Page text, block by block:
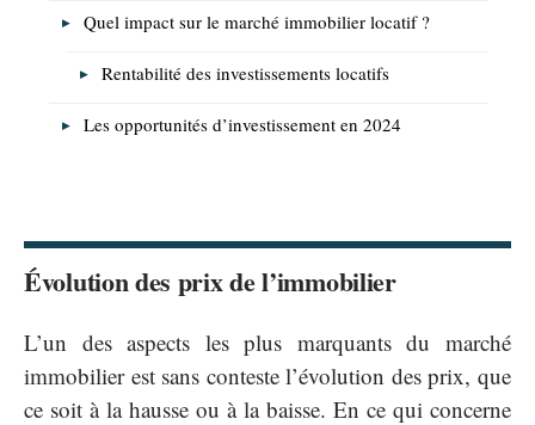
Quel impact sur le marché immobilier locatif ?
Rentabilité des investissements locatifs
Les opportunités d’investissement en 2024
Évolution des prix de l’immobilier
L’un des aspects les plus marquants du marché
immobilier est sans conteste l’évolution des prix, que
ce soit à la hausse ou à la baisse. En ce qui concerne